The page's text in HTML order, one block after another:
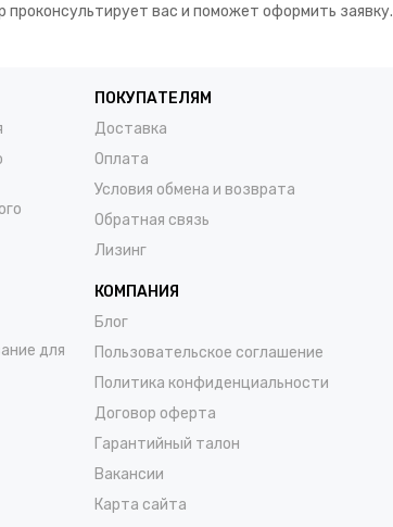
проконсультирует вас и поможет оформить заявку.
для
ПОКУПАТЕЛЯМ
Доставка
Оплата
Условия обмена и возврата
Обратная связь
Лизинг
КОМПАНИЯ
Блог
Пользовательское соглашение
Политика конфиденциальности
Договор оферта
Гарантийный талон
Вакансии
Карта сайта